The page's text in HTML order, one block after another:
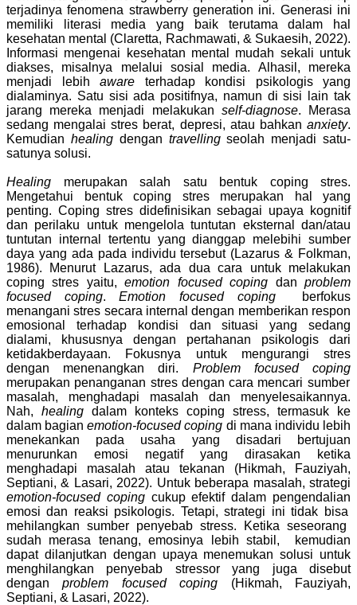
terjadinya fenomena strawberry generation ini. Generasi ini
memiliki literasi media yang baik terutama dalam hal
kesehatan mental (Claretta, Rachmawati, & Sukaesih, 2022).
Informasi mengenai kesehatan mental mudah sekali untuk
diakses, misalnya melalui sosial media. Alhasil, mereka
menjadi lebih aware terhadap kondisi psikologis yang
dialaminya. Satu sisi ada positifnya, namun di sisi lain tak
jarang mereka menjadi melakukan self-diagnose. Merasa
sedang mengalai stres berat, depresi, atau bahkan anxiety.
Kemudian healingdengan travellingseolah menjadi satu-
satunya solusi.
Healing merupakan salah satu bentuk coping stres.
Mengetahui bentuk coping stres merupakan hal yang
penting. Coping stres didefinisikan sebagai upaya kognitif
dan perilaku untuk mengelola tuntutan eksternal dan/atau
tuntutan internal tertentu yang dianggap melebihi sumber
daya yang ada pada individu tersebut (Lazarus & Folkman,
1986). Menurut Lazarus, ada dua cara untuk melakukan
coping stres yaitu,emotion focused coping danproblem
focused coping. Emotion focused coping
berfokus
menangani stres secara internal dengan memberikan respon
emosional terhadap kondisi dan situasi yang sedang
dialami, khususnya dengan pertahanan psikologis dari
ketidakberdayaan. Fokusnya untuk mengurangi stres
dengan menenangkan diri. Problem focused coping
merupakan penanganan stres dengan cara mencari sumber
masalah, menghadapi masalah dan menyelesaikannya.
Nah, healing dalam konteks coping stress, termasuk ke
dalam bagianemotion-focused coping di mana individu lebih
menekankan pada usaha yang disadari bertujuan
menurunkan emosi negatif yang dirasakan ketika
menghadapi masalah atau tekanan (Hikmah, Fauziyah,
Septiani, & Lasari, 2022). Untuk beberapa masalah, strategi
emotion-focused coping cukupefektifdalam pengendalian
emosi dan reaksi psikologis. Tetapi,strategi ini tidak bisa
mehilangkan sumber penyebab stress. Ketika seseorang
sudah
merasa tenang, emosinya lebih stabil,
kemudian
dapat dilanjutkan dengan upaya menemukan solusi untuk
menghilangkan penyebab stressor yang juga disebut
denganproblem focused coping
(Hikmah, Fauziyah,
Septiani, & Lasari, 2022).